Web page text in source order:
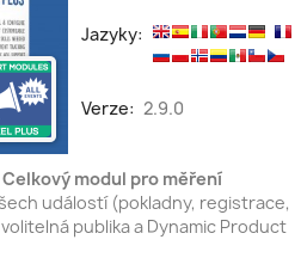
Jazyky:
Verze: 2.9.0
modul pro měření
událostí (pokladny, registrace,
publika a Dynamic Product